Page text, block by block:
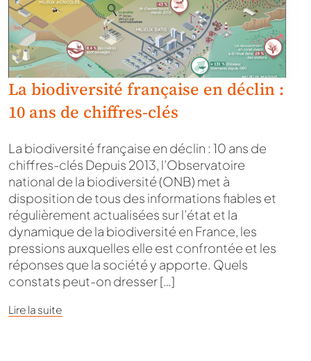
La biodiversité française en déclin :
10 ans de chiffres-clés
La biodiversité française en déclin : 10 ans de
chiffres-clés Depuis 2013, l’Observatoire
national de la biodiversité (ONB) met à
disposition de tous des informations fiables et
régulièrement actualisées sur l’état et la
dynamique de la biodiversité en France, les
pressions auxquelles elle est confrontée et les
réponses que la société y apporte. Quels
constats peut-on dresser […]
Lire la suite